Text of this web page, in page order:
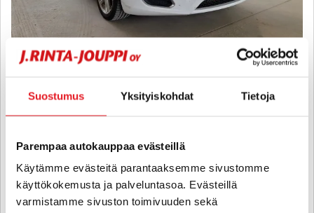
Suostumus Yksityiskohdat Tietoja
Parempaa autokauppaa evästeillä
Käytämme evästeitä parantaaksemme sivustomme
käyttökokemusta ja palveluntasoa. Evästeillä
varmistamme sivuston toimivuuden sekä
Volvo V60
T4 Momentum - 6 kk korotonta ja kulutonta maksuaikaa! - Juuri
2012 , Manuaali, Bensiini, 168 000 km
12 880 €
alk. 155 € / kk